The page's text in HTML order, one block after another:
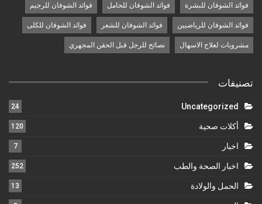
فوائد الشوفان للبشرة فوائد الشوفان للحامل فوائد الشوفان للرجيم
فوائد الشوفان للرياضيين فوائد الشوفان للشعر فوائد الشوفان للكلى
مشروبات لعلاج الاسهال نصائح للرجل قبل الحقن المجهري
تصنيفات
Uncategorized
24
أكلات صحية 120
اخبار 7
اخبار الصحة والطب 252
الحمل والولادة 13